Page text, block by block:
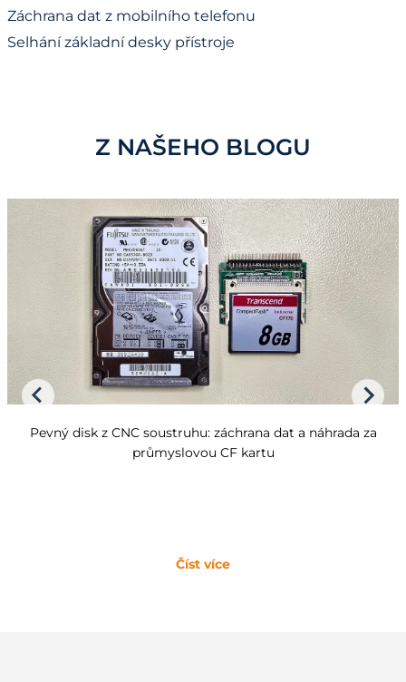
Záchrana dat z mobilního telefonu
Selhání základní desky přístroje
Z NAŠEHO BLOGU
Pevný disk z CNC soustruhu: záchrana dat a náhrada za
průmyslovou CF kartu
Číst více